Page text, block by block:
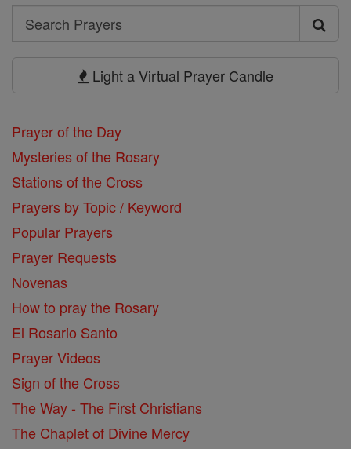
Search
Search
Light a Virtual Prayer Candle
Prayer of the Day
Mysteries of the Rosary
Stations of the Cross
Prayers by Topic / Keyword
Popular Prayers
Prayer Requests
Novenas
How to pray the Rosary
El Rosario Santo
Prayer Videos
Sign of the Cross
The Way - The First Christians
The Chaplet of Divine Mercy